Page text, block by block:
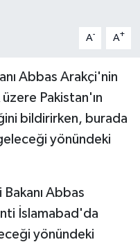
A- A+
Abbas Arakçi'nin
Pakistan'ın
bildirirken, burada
yönündeki
Bakanı Abbas
İslamabad'da
yönündeki